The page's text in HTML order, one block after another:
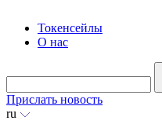
Токенсейлы
О нас
Прислать новость
ru